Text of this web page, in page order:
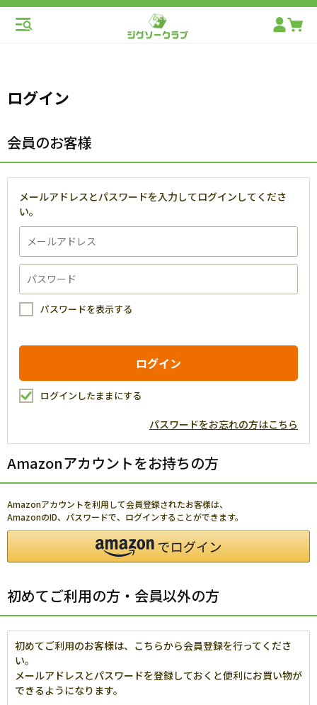
ログイン
会員のお客様
メールアドレスとパスワードを入力してログインしてくださ
い。
パスワードを表示する
ログインしたままにする
パスワードをお忘れの方はこちら
Amazonアカウントをお持ちの方
Amazonアカウントを利用して会員登録されたお客様は、
AmazonのID、パスワードで、ログインすることができます。
初めてご利用の方・会員以外の方
初めてご利用のお客様は、こちらから会員登録を行ってくださ
い。
メールアドレスとパスワードを登録しておくと便利にお買い物が
できるようになります。